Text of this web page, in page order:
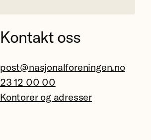
Kontakt oss
post@nasjonalforeningen.no
23 12 00 00
Kontorer og adresser